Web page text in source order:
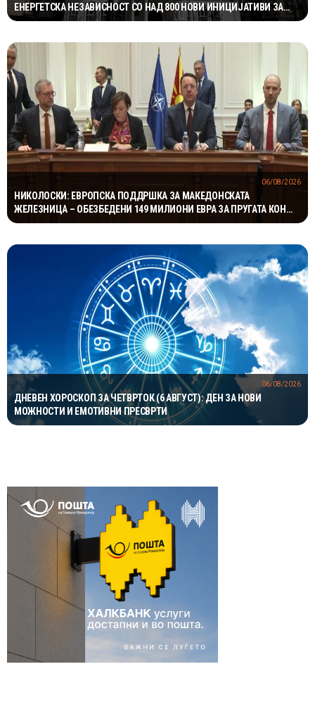
ЕНЕРГЕТСКА НЕЗАВИСНОСТ СО НАД 800 НОВИ ИНИЦИЈАТИВИ ЗА
ПРОЕКТИ ВО ОБНОВЛИВИ ИЗВОРИ НА ЕНЕРГИЈА
НИКОЛОСКИ: ЕВРОПСКА ПОДДРШКА ЗА МАКЕДОНСКАТА
ЖЕЛЕЗНИЦА – ОБЕЗБЕДЕНИ 149 МИЛИОНИ ЕВРА ЗА ПРУГАТА КОН
БУГАРИЈА
06/08/2026
ДНЕВЕН ХОРОСКОП ЗА ЧЕТВРТОК (6 АВГУСТ): ДЕН ЗА НОВИ
МОЖНОСТИ И ЕМОТИВНИ ПРЕСВРТИ
06/08/2026